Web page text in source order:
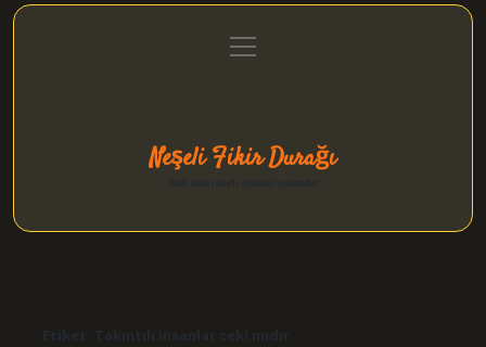
Gizlilik Politikası
menüyü
aç
Neşeli Fikir Durağı
Etiket: Takıntılı insanlar zeki mıdır